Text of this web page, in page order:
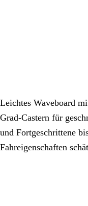
Leichtes Waveboard
Grad-Castern für
und Fortgeschrittene
Fahreigenschaften